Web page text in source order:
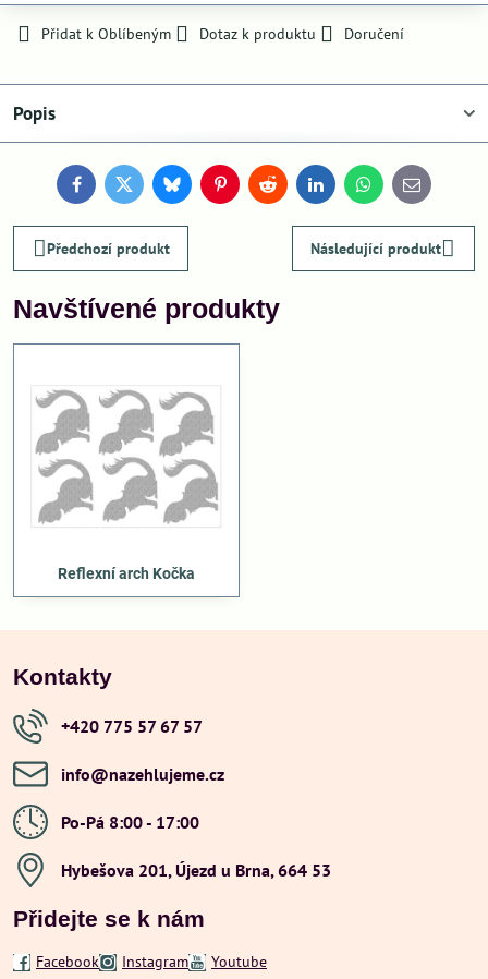
Přidat k Oblíbeným Dotaz k produktu Doručení
Popis
FacebookTwitterBlueskyPinterestReddit LinkedInWhatsApp
E-
mail
Předchozí produkt Následující produkt
Navštívené produkty
Reflexní arch Kočka
Kontakty
+420 775 57 67 57
info​@nazehlujeme​.cz
Po-Pá 8:00 - 17:00
Hybešova 201, Újezd u Brna, 664 53
Přidejte se k nám
Facebook Instagram Youtube